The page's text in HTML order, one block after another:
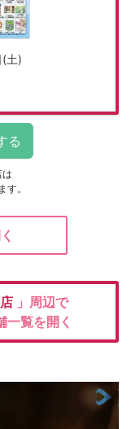
土)
す。
」周辺で
一覧を開く